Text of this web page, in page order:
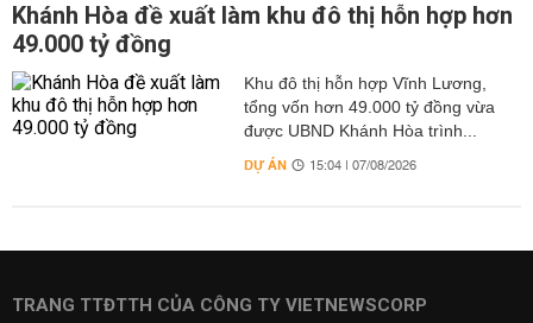
Khánh Hòa đề xuất làm khu đô thị hỗn hợp hơn
49.000 tỷ đồng
Khu đô thị hỗn hợp Vĩnh Lương,
tổng vốn hơn 49.000 tỷ đồng vừa
được UBND Khánh Hòa trình...
DỰ ÁN 15:04 | 07/08/2026
TRANG TTĐTTH CỦA CÔNG TY VIETNEWSCORP